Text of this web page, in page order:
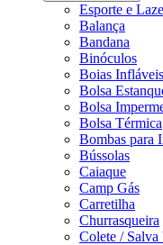
Esporte e
Balança
Bandana
Binóculos
Boias Infláveis
Bolsa
Bolsa
Bolsa Térmica
Bombas para
Bússolas
Caiaque
Camp Gás
Carretilha
Churrasqueira
Colete / Salva